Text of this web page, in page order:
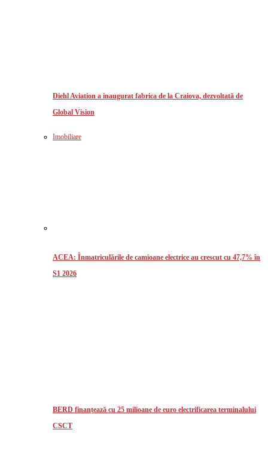
Diehl Aviation a inaugurat fabrica de la Craiova, dezvoltată de
Global Vision
Imobiliare
ACEA: Înmatriculările de camioane electrice au crescut cu 47,7% în
S1 2026
BERD finanțează cu 25 milioane de euro electrificarea terminalului
CSCT